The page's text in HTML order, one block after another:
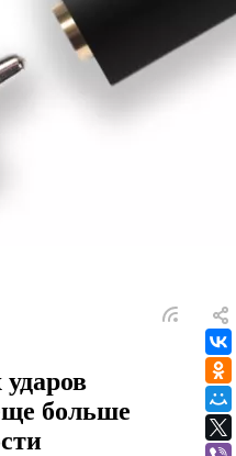
больше